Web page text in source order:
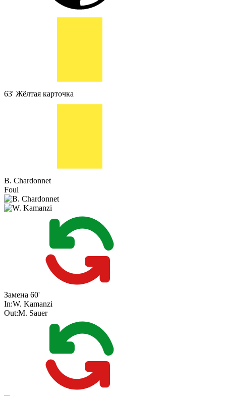
63' Жёлтая карточка
B. Chardonnet
Foul
Замена 60'
In:W. Kamanzi
Out:M. Sauer